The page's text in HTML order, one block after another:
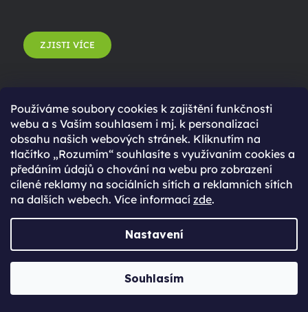
Používáme soubory cookies k zajištění funkčnosti
webu a s Vaším souhlasem i mj. k personalizaci
obsahu našich webových stránek. Kliknutím na
tlačítko „Rozumím“ souhlasíte s využívaním cookies a
předáním údajů o chování na webu pro zobrazení
cílené reklamy na sociálních sítích a reklamních sítích
na dalších webech. Více informací zde.
Nastavení
Souhlasím
ZJISTI VÍCE
Poznej náš tým
Jabkolevně